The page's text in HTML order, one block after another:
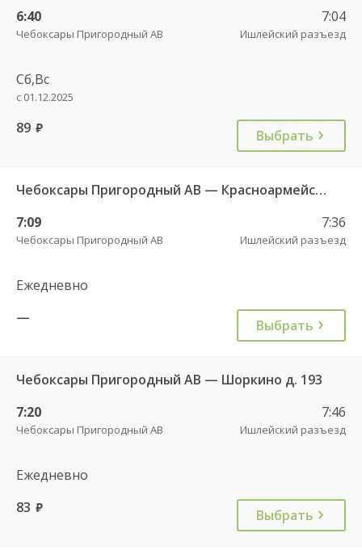
6:40
Чебоксары Пригородный АВ
7:04
Ишлейский разъезд
Сб,Вс
с 01.12.2025
89 руб. Выбрать
Чебоксары Пригородный АВ — Красноармейское с. ДКП 121
7:09
Чебоксары Пригородный АВ
7:36
Ишлейский разъезд
Ежедневно
—
Выбрать
Чебоксары Пригородный АВ — Шоркино д. 193
7:20
Чебоксары Пригородный АВ
7:46
Ишлейский разъезд
Ежедневно
83 руб. Выбрать